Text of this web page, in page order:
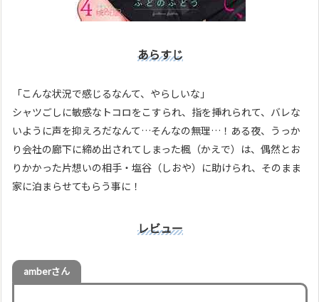
あらすじ
「こんな状況で感じるなんて、やらしいな」
シャツごしに敏感なトコロをこすられ、指を挿れられて、バレな
いように声を抑えろだなんて…そんなの無理…！ある夜、うっか
り会社の廊下に締め出されてしまった楓（かえで）は、偶然とお
りかかった片想いの相手・塩谷（しおや）に助けられ、そのまま
家に泊まらせてもらう事に！
レビュー
amberさん